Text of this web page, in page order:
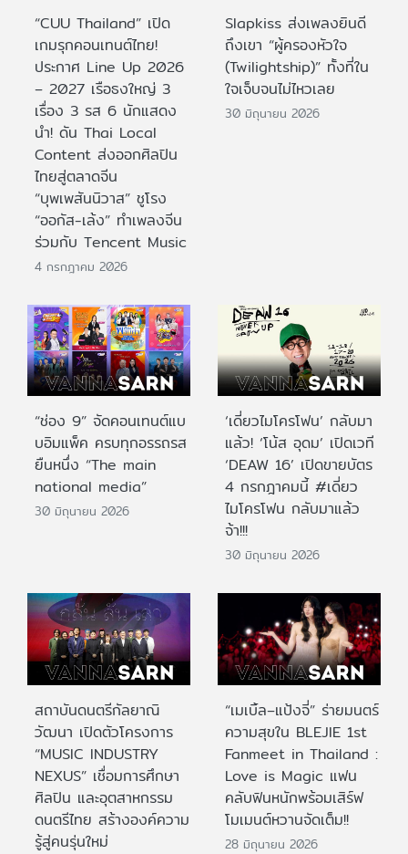
“CUU Thailand” เปิด
เกมรุกคอนเทนต์ไทย!
ประกาศ Line Up 2026
– 2027 เรือธงใหญ่ 3
เรื่อง 3 รส 6 นักแสดง
นำ! ดัน Thai Local
Content ส่งออกศิลปิน
ไทยสู่ตลาดจีน
“บุพเพสันนิวาส” ชูโรง
“ออกัส-เล้ง” ทำเพลงจีน
ร่วมกับ Tencent Music
4 กรกฎาคม 2026
Slapkiss ส่งเพลงยินดี
ถึงเขา “ผู้ครองหัวใจ
(Twilightship)” ทั้งที่ใน
ใจเจ็บจนไม่ไหวเลย
30 มิถุนายน 2026
“ช่อง 9” จัดคอนเทนต์แบ
บอิมแพ็ค ครบทุกอรรถรส
ยืนหนึ่ง “The main
national media”
30 มิถุนายน 2026
‘เดี่ยวไมโครโฟน’ กลับมา
แล้ว! ‘โน้ส อุดม’ เปิดเวที
‘DEAW 16’ เปิดขายบัตร
4 กรกฎาคมนี้ #เดี่ยว
ไมโครโฟน กลับมาแล้ว
จ้า!!!
30 มิถุนายน 2026
สถาบันดนตรีกัลยาณิ
วัฒนา เปิดตัวโครงการ
“MUSIC INDUSTRY
NEXUS” เชื่อมการศึกษา
ศิลปิน และอุตสาหกรรม
ดนตรีไทย สร้างองค์ความ
รู้สู่คนรุ่นใหม่
“เมเบิ้ล–แป้งจี่” ร่ายมนตร์
ความสุขใน BLEJIE 1st
Fanmeet in Thailand :
Love is Magic แฟน
คลับฟินหนักพร้อมเสิร์ฟ
โมเมนต์หวานจัดเต็ม!!
28 มิถุนายน 2026